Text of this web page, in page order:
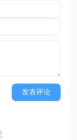
发表评论